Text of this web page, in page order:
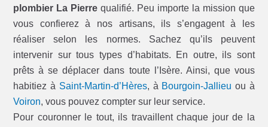
plombier La Pierre qualifié. Peu importe la mission que
vous confierez à nos artisans, ils s’engagent à les
réaliser selon les normes. Sachez qu’ils peuvent
intervenir sur tous types d’habitats. En outre, ils sont
prêts à se déplacer dans toute l’Isère. Ainsi, que vous
habitiez à Saint-Martin-d’Hères, à Bourgoin-Jallieu ou à
Voiron, vous pouvez compter sur leur service.
Pour couronner le tout, ils travaillent chaque jour de la